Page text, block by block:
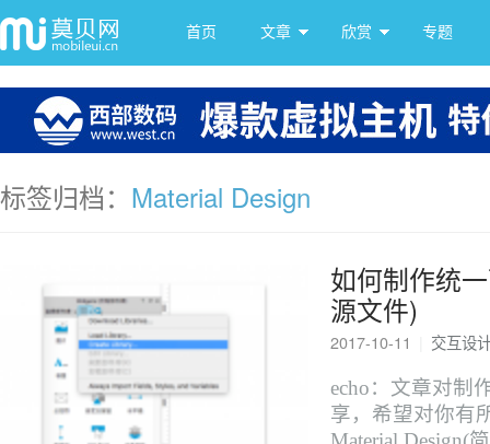
首页 文章 欣赏 专题
标签归档： Material Design
如何制作统
源文件)
2017-10-11
交互设
echo：文章对制
享，希望对你有